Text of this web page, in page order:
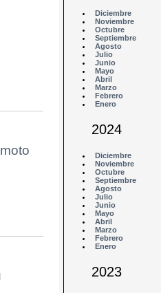
Diciembre
Noviembre
Octubre
Septiembre
Agosto
Julio
Junio
Mayo
Abril
Marzo
Febrero
Enero
2024
Diciembre
Noviembre
Octubre
Septiembre
Agosto
Julio
Junio
Mayo
Abril
Marzo
Febrero
Enero
2023